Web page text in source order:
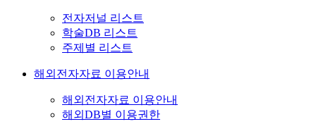
전자저널 리스트
학술DB 리스트
주제별 리스트
해외전자자료 이용안내
해외전자자료 이용안내
해외DB별 이용권한